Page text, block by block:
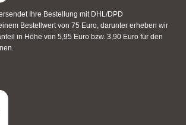
Ihre Bestellung mit DHL/DPD
Bestellwert von 75 Euro, darunter erheben wir
in Höhe von 5,95 Euro bzw. 3,90 Euro für den